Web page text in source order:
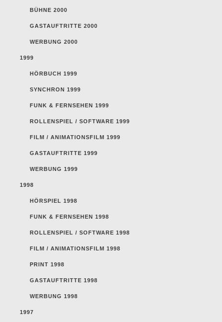
BÜHNE 2000
GASTAUFTRITTE 2000
WERBUNG 2000
1999
HÖRBUCH 1999
SYNCHRON 1999
FUNK & FERNSEHEN 1999
ROLLENSPIEL / SOFTWARE 1999
FILM / ANIMATIONSFILM 1999
GASTAUFTRITTE 1999
WERBUNG 1999
1998
HÖRSPIEL 1998
FUNK & FERNSEHEN 1998
ROLLENSPIEL / SOFTWARE 1998
FILM / ANIMATIONSFILM 1998
PRINT 1998
GASTAUFTRITTE 1998
WERBUNG 1998
1997